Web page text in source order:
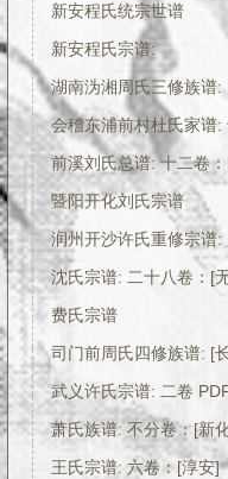
新安程氏统宗世谱
新安程氏宗谱:
湖南沩湘周氏三修族谱:
会稽东浦前村杜氏家谱:
前溪刘氏总谱: 十二卷
暨阳开化刘氏宗谱
润州开沙许氏重修宗谱
沈氏宗谱: 二十八卷：[
费氏宗谱
司门前周氏四修族谱: [
武义许氏宗谱: 二卷
萧氏族谱: 不分卷：[新
王氏宗谱: 六卷：[淳安]